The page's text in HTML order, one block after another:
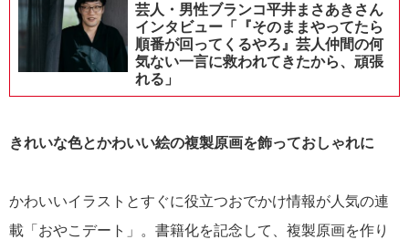
芸人・男性ブランコ平井まさあきさん
インタビュー「『そのままやってたら
順番が回ってくるやろ』芸人仲間の何
気ない一言に救われてきたから、頑張
れる」
きれいな色とかわいい絵の複製原画を飾っておしゃれに
かわいいイラストとすぐに役立つおでかけ情報が人気の連
載「おやこデート」。書籍化を記念して、複製原画を作り